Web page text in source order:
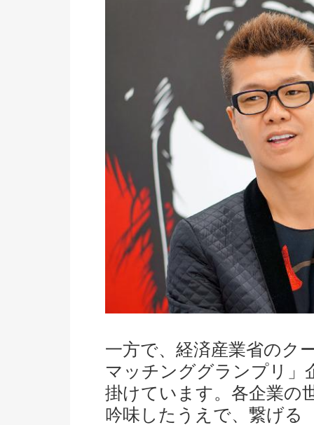
一方で、経済産業省のク
マッチンググランプリ」
掛けています。各企業の
吟味したうえで、繋げる